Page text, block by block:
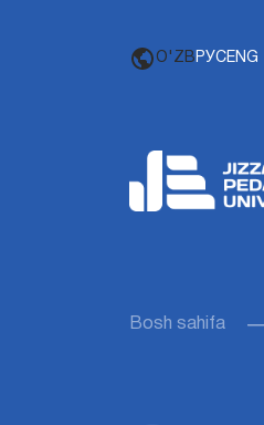
O'ZB РУСENG
Bosh sahifa